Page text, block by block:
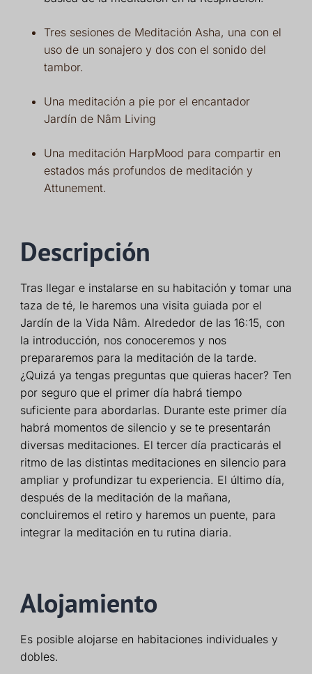
Tres sesiones de Meditación Asha, una con el
uso de un sonajero y dos con el sonido del
tambor.
Una meditación a pie por el encantador
Jardín de Nâm Living
Una meditación HarpMood para compartir en
estados más profundos de meditación y
Attunement.
Descripción
Tras llegar e instalarse en su habitación y tomar una
taza de té, le haremos una visita guiada por el
Jardín de la Vida Nâm. Alrededor de las 16:15, con
la introducción, nos conoceremos y nos
prepararemos para la meditación de la tarde.
¿Quizá ya tengas preguntas que quieras hacer? Ten
por seguro que el primer día habrá tiempo
suficiente para abordarlas. Durante este primer día
habrá momentos de silencio y se te presentarán
diversas meditaciones. El tercer día practicarás el
ritmo de las distintas meditaciones en silencio para
ampliar y profundizar tu experiencia. El último día,
después de la meditación de la mañana,
concluiremos el retiro y haremos un puente, para
integrar la meditación en tu rutina diaria.
Alojamiento
Es posible alojarse en habitaciones individuales y
dobles.